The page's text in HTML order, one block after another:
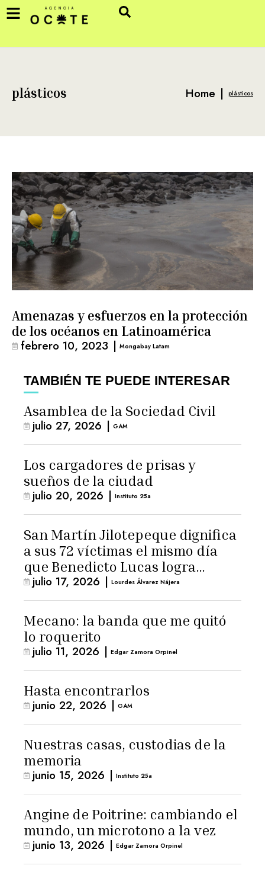
plásticos Home | plásticos
Amenazas y esfuerzos en la protección
de los océanos en Latinoamérica
febrero 10, 2023 | Mongabay Latam
TAMBIÉN TE PUEDE INTERESAR
Asamblea de la Sociedad Civil
julio 27, 2026 | GAM
Los cargadores de prisas y
sueños de la ciudad
julio 20, 2026 | Instituto 25a
San Martín Jilotepeque dignifica
a sus 72 víctimas el mismo día
que Benedicto Lucas logra
arresto domiciliario
julio 17, 2026 | Lourdes Álvarez Nájera
Mecano: la banda que me quitó
lo roquerito
julio 11, 2026 | Edgar Zamora Orpinel
Hasta encontrarlos
junio 22, 2026 | GAM
Nuestras casas, custodias de la
memoria
junio 15, 2026 | Instituto 25a
Angine de Poitrine: cambiando el
mundo, un microtono a la vez
junio 13, 2026 | Edgar Zamora Orpinel